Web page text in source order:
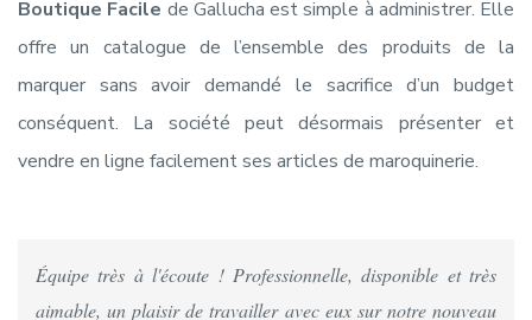
Boutique Facile de Gallucha est simple à administrer. Elle
offre un catalogue de l’ensemble des produits de la
marquer sans avoir demandé le sacrifice d’un budget
conséquent. La société peut désormais présenter et
vendre en ligne facilement ses articles de maroquinerie.
Équipe très à l'écoute ! Professionnelle, disponible et très
aimable, un plaisir de travailler avec eux sur notre nouveau